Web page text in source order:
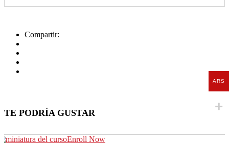
Compartir:
TE PODRÍA GUSTAR
Enroll Now
ARS